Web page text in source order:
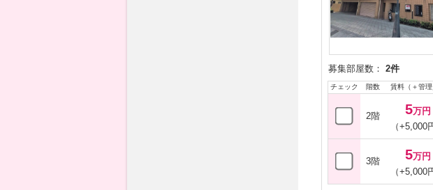
募集部屋数： 2件
チェック 階数 賃料（＋管理
2階 5万円
（+5,000
3階 5万円
（+5,000